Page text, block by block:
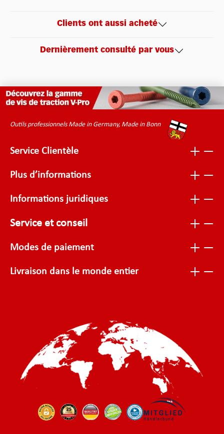
Clients ont aussi acheté
Dernièrement consulté par vous
Outils professionnels Made in Germany, Made in Bonn
Service Clientèle
Plus d’informations
Informations juridiques
Service et conseil
Modes de paiement
Livraison dans le monde entier